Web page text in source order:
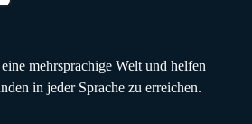
mehrsprachige Welt und helfen
in jeder Sprache zu erreichen.